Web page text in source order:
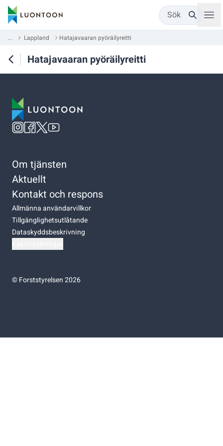
Sök
... Lappland Hatajavaaran pyöräilyreitti
Hatajavaaran pyöräilyreitti
Om tjänsten
Aktuellt
Kontakt och respons
Allmänna användarvillkor
Tillgänglighetsutlåtande
Dataskyddsbeskrivning
©Forststyrelsen 2026